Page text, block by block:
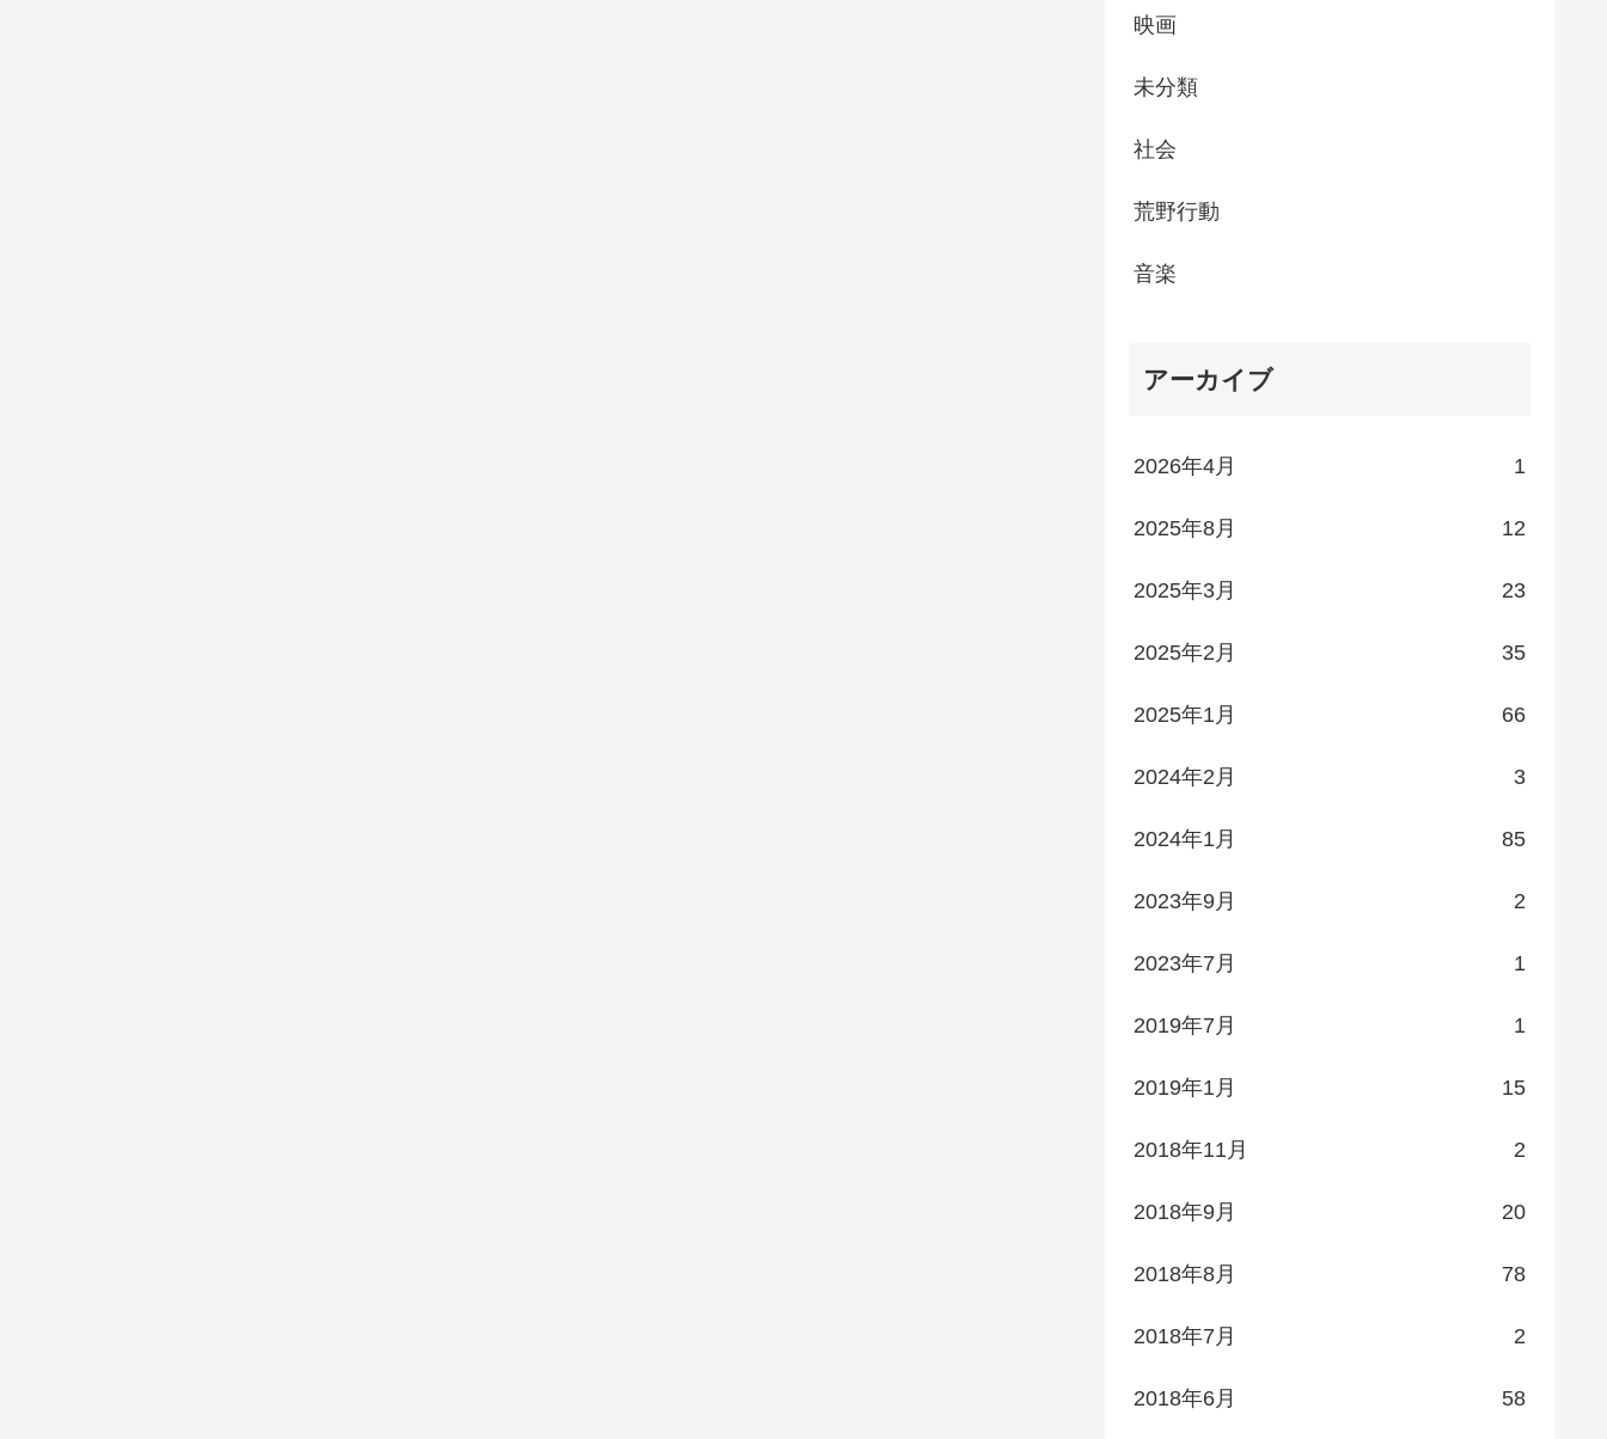
映画
未分類
社会
荒野行動
音楽
アーカイブ
2026年4月 1
2025年8月 12
2025年3月 23
2025年2月 35
2025年1月 66
2024年2月 3
2024年1月 85
2023年9月 2
2023年7月 1
2019年7月 1
2019年1月 15
2018年11月 2
2018年9月 20
2018年8月 78
2018年7月 2
2018年6月 58